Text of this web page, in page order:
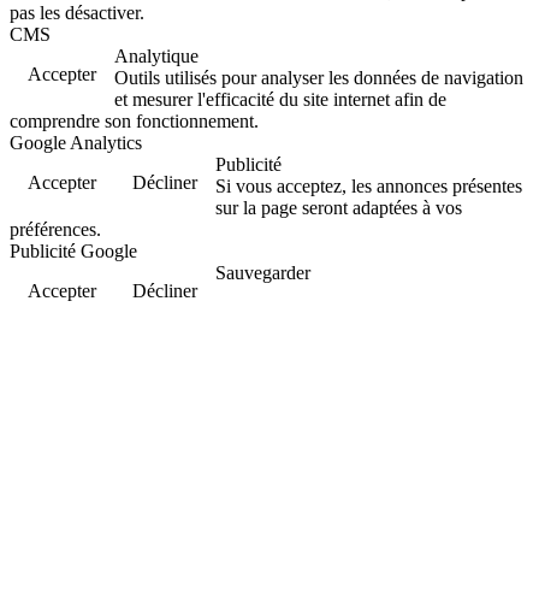
pas les désactiver.
CMS
Accepter
Analytique
Outils utilisés pour analyser les données de navigation
et mesurer l'efficacité du site internet afin de
comprendre son fonctionnement.
Google Analytics
Accepter
Décliner
Publicité
Si vous acceptez, les annonces présentes
sur la page seront adaptées à vos
préférences.
Publicité Google
Accepter
Décliner
Sauvegarder